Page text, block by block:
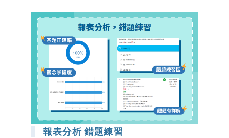
報表分析 錯題練習